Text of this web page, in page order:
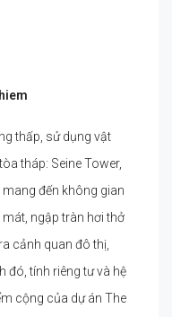
thấp, sử dụng vật
tháp: Seine Tower,
đến không gian
ngập tràn hơi thở
cảnh quan đô thị,
đó, tính riêng tư và hệ
cộng của dự án The